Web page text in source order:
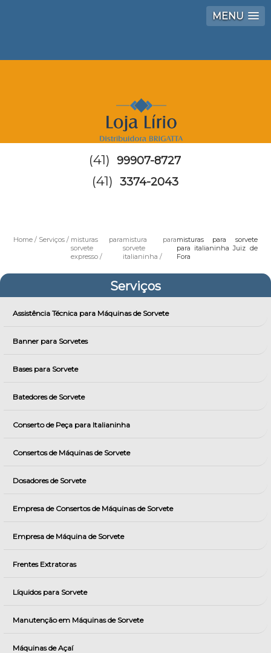
MENU
(41) 99907-8727
(41) 3374-2043
Home Serviços
misturas para
sorvete
expresso
mistura para
sorvete
italianinha
misturas para sorvete
para italianinha Juiz de
Fora
Serviços
Assistência Técnica para Máquinas de Sorvete
Banner para Sorvetes
Bases para Sorvete
Batedores de Sorvete
Conserto de Peça para Italianinha
Consertos de Máquinas de Sorvete
Dosadores de Sorvete
Empresa de Consertos de Máquinas de Sorvete
Empresa de Máquina de Sorvete
Frentes Extratoras
Líquidos para Sorvete
Manutenção em Máquinas de Sorvete
Máquinas de Açaí